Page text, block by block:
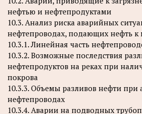
нефтью и нефтепродуктами
10.3. Анализ риска аварийных
нефтепроводах, подающих нефть к
10.3.1. Линейная часть
10.3.2. Возможные последствия
нефтепродуктов на реках при
покрова
10.3.3. Объемы разливов нефти при
нефтепроводах
10.3.4. Аварии на подводных